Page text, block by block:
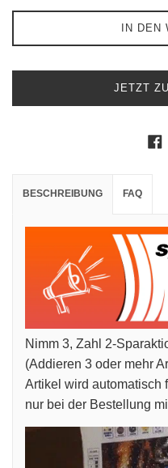
IN DEN
JETZT
BESCHREIBUNG FAQ
Nimm 3, Zahl 2-
(Addieren 3 oder mehr
Artikel wird automatisch
nur bei der Bestellung